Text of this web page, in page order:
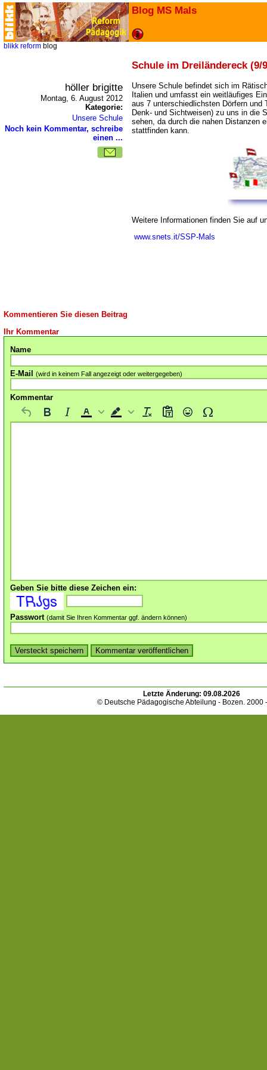
Blog MS Mals
blikk reform blog
Schule im Dreiländereck (9/
höller brigitte
Montag, 6. August 2012
Kategorie:
Unsere Schule
Noch kein Kommentar, schreibe
einen ...
Unsere Schule befindet sich im
Italien und umfasst ein weitläufiges
aus 7 unterschiedlichsten Dörfern und
Denk- und Sichtweisen) zu uns in die
sehen, da durch die nahen Distanzen
stattfinden kann.
Weitere Informationen finden Sie auf
www.snets.it/SSP-Mals
Kommentieren Sie diesen Beitrag
Ihr Kommentar
Name
E-Mail (wird in keinem Fall angezeigt oder weitergegeben)
Kommentar
Geben Sie bitte diese Zeichen ein:
Passwort (damit Sie Ihren Kommentar ggf. ändern können)
Letzte Änderung: 09.08.2026
© Deutsche Pädagogische Abteilung - Bozen. 2000